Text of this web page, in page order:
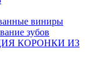
виниры
зубов
КОРОНКИ ИЗ